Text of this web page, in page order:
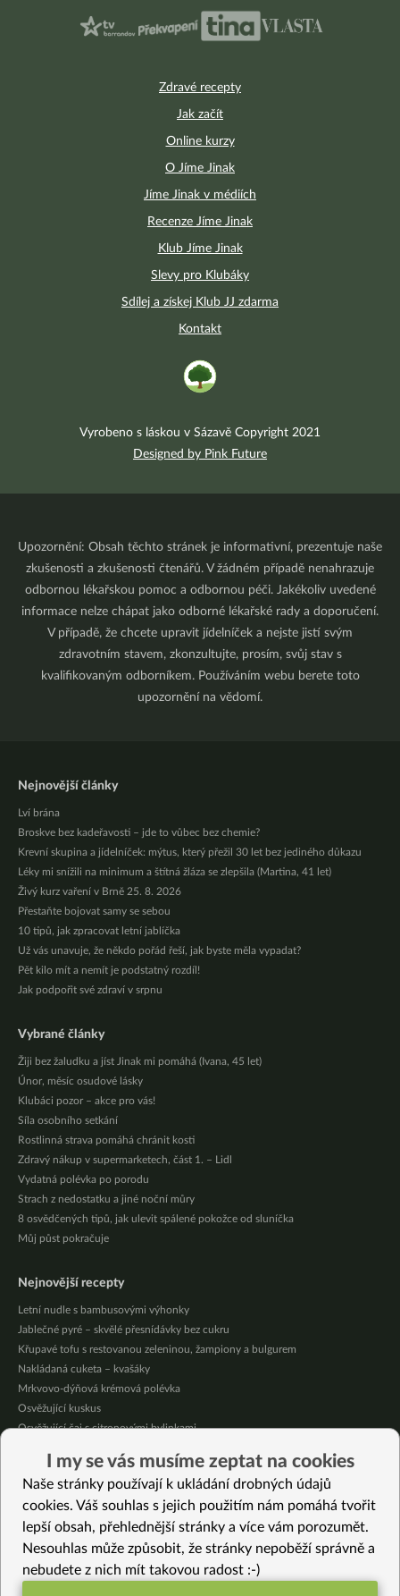
Zdravé recepty
Jak začít
Online kurzy
O Jíme Jinak
Jíme Jinak v médiích
Recenze Jíme Jinak
Klub Jíme Jinak
Slevy pro Klubáky
Sdílej a získej Klub JJ zdarma
Kontakt
Vyrobeno s láskou v Sázavě Copyright 2021
Designed by Pink Future
Upozornění: Obsah těchto stránek je informativní, prezentuje naše
zkušenosti a zkušenosti čtenářů. V žádném případě nenahrazuje
odbornou lékařskou pomoc a odbornou péči. Jakékoliv uvedené
informace nelze chápat jako odborné lékařské rady a doporučení.
V případě, že chcete upravit jídelníček a nejste jistí svým
zdravotním stavem, zkonzultujte, prosím, svůj stav s
kvalifikovaným odborníkem. Používáním webu berete toto
upozornění na vědomí.
Nejnovější články
Lví brána
Broskve bez kadeřavosti – jde to vůbec bez chemie?
Krevní skupina a jídelníček: mýtus, který přežil 30 let bez jediného důkazu
Léky mi snížili na minimum a štítná žláza se zlepšila (Martina, 41 let)
Živý kurz vaření v Brně 25. 8. 2026
Přestaňte bojovat samy se sebou
10 tipů, jak zpracovat letní jablíčka
Už vás unavuje, že někdo pořád řeší, jak byste měla vypadat?
Pět kilo mít a nemít je podstatný rozdíl!
Jak podpořit své zdraví v srpnu
Vybrané články
Žiji bez žaludku a jíst Jinak mi pomáhá (Ivana, 45 let)
Únor, měsíc osudové lásky
Klubáci pozor – akce pro vás!
Síla osobního setkání
Rostlinná strava pomáhá chránit kosti
Zdravý nákup v supermarketech, část 1. – Lidl
Vydatná polévka po porodu
Strach z nedostatku a jiné noční můry
8 osvědčených tipů, jak ulevit spálené pokožce od sluníčka
Můj půst pokračuje
Nejnovější recepty
Letní nudle s bambusovými výhonky
Jablečné pyré – skvělé přesnídávky bez cukru
Křupavé tofu s restovanou zeleninou, žampiony a bulgurem
Nakládaná cuketa – kvašáky
Mrkvovo-dýňová krémová polévka
Osvěžující kuskus
Osvěžující čaj s citronovými bylinkami
Čokoládové muffiny s mangovým krémem
Meruňky a jablka v citrónovém želé
Vybrané recepty
Jablečný krém s mandlemi
Presovaný salát
I my se vás musíme zeptat na cookies
Naše stránky používají k ukládání drobných údajů
cookies. Váš souhlas s jejich použitím nám pomáhá tvořit
lepší obsah, přehlednější stránky a více vám porozumět.
Nesouhlas může způsobit, že stránky nepoběží správně a
nebudete z nich mít takovou radost :-)